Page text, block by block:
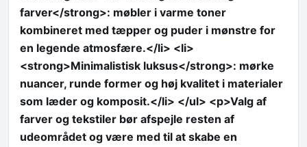
farver</strong>: møbler i varme toner
kombineret med tæpper og puder i mønstre for
en legende atmosfære.</li> <li>
<strong>Minimalistisk luksus</strong>: mørke
nuancer, runde former og høj kvalitet i materialer
som læder og komposit.</li> </ul> <p>Valg af
farver og tekstiler bør afspejle resten af
udeområdet og være med til at skabe en